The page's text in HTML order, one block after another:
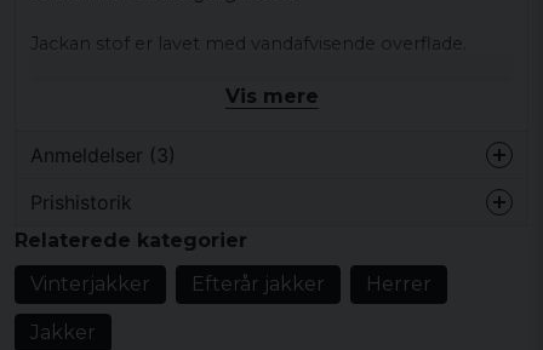
Jackan stof er lavet med vandafvisende overflade.
Foring 100% polyester
Vis mere
Anmeldelser (3)
for 2 år siden
Mycket bra jacka
for 4 år siden
Väldigt nöjd, bra kvalité och varm. Storlek
Prishistorik
Relaterede kategorier
Vinterjakker
Efterår jakker Herrer
Jakker